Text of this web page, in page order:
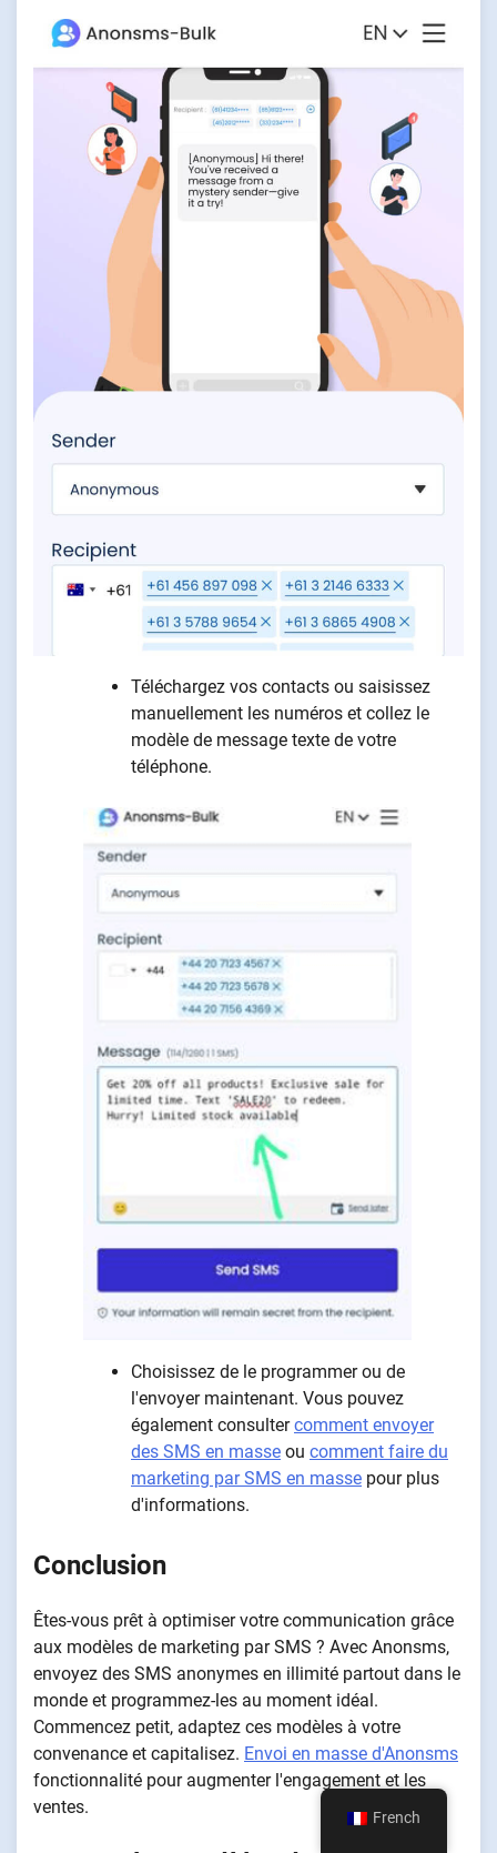
Téléchargez vos contacts ou saisissez
manuellement les numéros et collez le
modèle de message texte de votre
téléphone.
Choisissez de le programmer ou de
l'envoyer maintenant. Vous pouvez
également consultercomment envoyer
des SMS en masse ou comment faire du
marketing par SMS en masse pour plus
d'informations.
Conclusion
Êtes-vous prêt à optimiser votre communication grâce
aux modèles de marketing par SMS ? Avec Anonsms,
envoyez des SMS anonymes en illimité partout dans le
monde et programmez-les au moment idéal.
Commencez petit, adaptez ces modèles à votre
convenance et capitalisez. Envoi en masse d'Anonsms
fonctionnalité pour augmenter l'engagement et les
ventes.
French